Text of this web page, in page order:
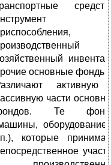
основные фонды.
активную
части
Те
оборудование
которые